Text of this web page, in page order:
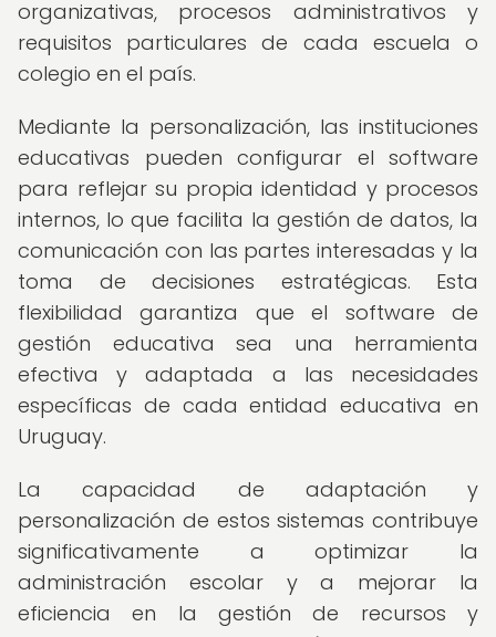
organizativas, procesos administrativos y
requisitos particulares de cada escuela o
colegio en el país.
Mediante la personalización, las instituciones
educativas pueden configurar el software
para reflejar su propia identidad y procesos
internos, lo que facilita la gestión de datos, la
comunicación con las partes interesadas y la
toma de decisiones estratégicas. Esta
flexibilidad garantiza que el software de
gestión educativa sea una herramienta
efectiva y adaptada a las necesidades
específicas de cada entidad educativa en
Uruguay.
La capacidad de adaptación y
personalización de estos sistemas contribuye
significativamente a optimizar la
administración escolar y a mejorar la
eficiencia en la gestión de recursos y